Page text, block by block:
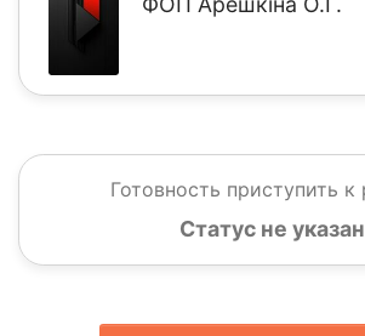
Готовность приступить к
Статус не указан